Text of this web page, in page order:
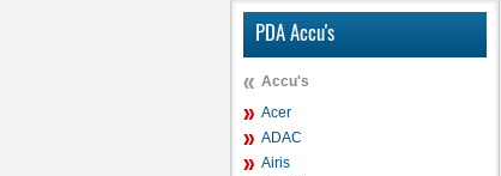
PDA Accu's
Accu's
Acer
ADAC
Airis